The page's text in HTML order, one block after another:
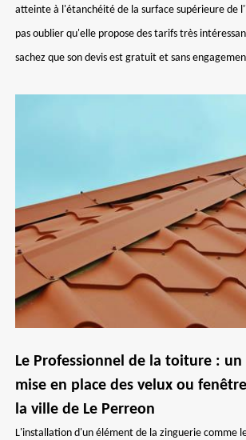
atteinte à l'étanchéité de la surface supérieure de
pas oublier qu'elle propose des tarifs très
sachez que son devis est gratuit et sans
Le Professionnel de la toiture :
mise en place des velux ou
la ville de Le Perreon
L'installation d'un élément de la zinguerie comme